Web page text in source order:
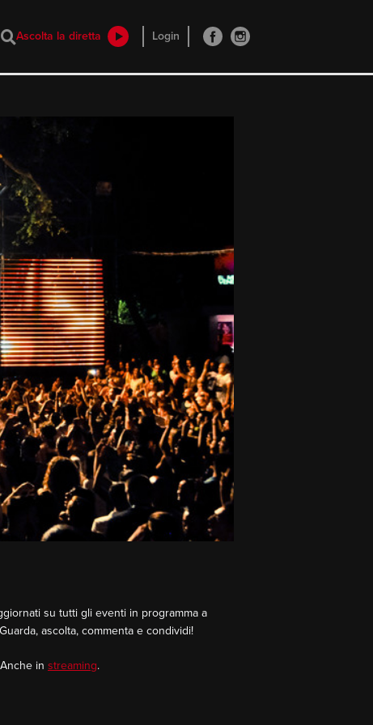
Ascolta la diretta Login
su tutti gli eventi in programma a
ascolta, commenta e condividi!
in streaming.